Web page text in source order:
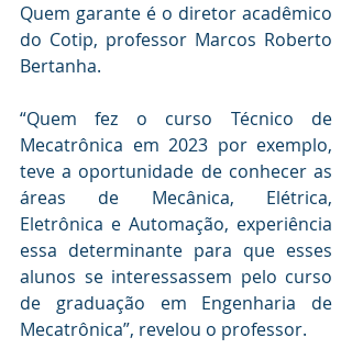
Quem garante é o diretor acadêmico
do Cotip, professor Marcos Roberto
Bertanha.
“Quem fez o curso Técnico de
Mecatrônica em 2023 por exemplo,
teve a oportunidade de conhecer as
áreas de Mecânica, Elétrica,
Eletrônica e Automação, experiência
essa determinante para que esses
alunos se interessassem pelo curso
de graduação em Engenharia de
Mecatrônica”, revelou o professor.